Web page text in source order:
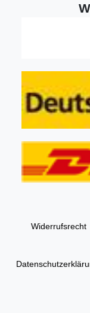
Widerrufs­recht